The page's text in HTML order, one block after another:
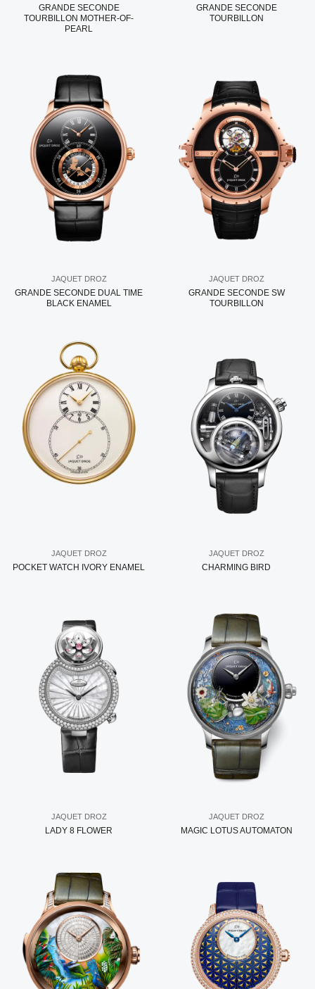
GRANDE SECONDE
TOURBILLON MOTHER-OF-
PEARL
GRANDE SECONDE
TOURBILLON
JAQUET DROZ
GRANDE SECONDE DUAL TIME
BLACK ENAMEL
JAQUET DROZ
GRANDE SECONDE SW
TOURBILLON
JAQUET DROZ
POCKET WATCH IVORY ENAMEL
JAQUET DROZ
CHARMING BIRD
JAQUET DROZ
LADY 8 FLOWER
JAQUET DROZ
MAGIC LOTUS AUTOMATON